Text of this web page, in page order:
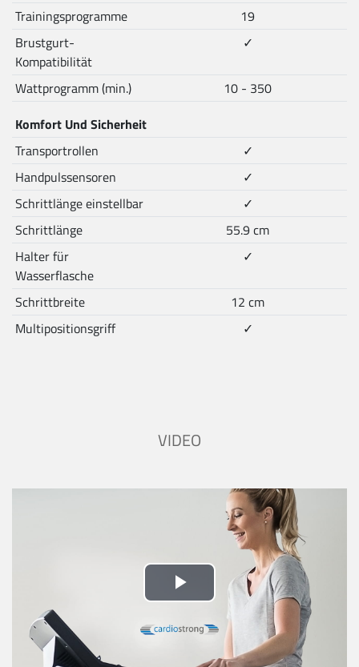
Trainingsprogramme
19
Brustgurt-
Kompatibilität
✓
Wattprogramm (min.)
10 - 350
Komfort Und Sicherheit
Transportrollen
✓
Handpulssensoren
✓
Schrittlänge einstellbar
✓
Schrittlänge
55.9 cm
Halter für
Wasserflasche
✓
Schrittbreite
12 cm
Multipositionsgriff
✓
VIDEO
Play
Video